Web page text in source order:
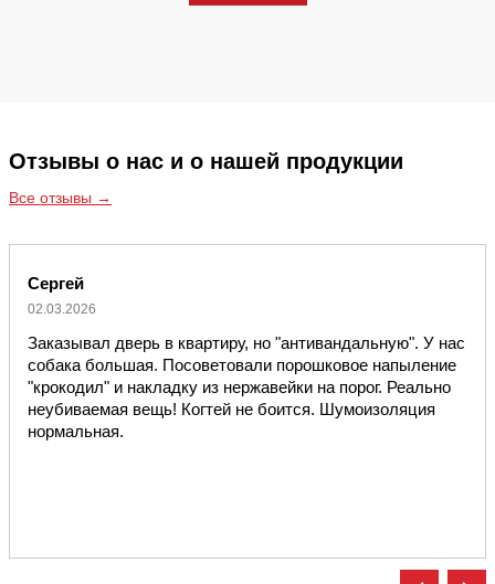
Отзывы о нас и о нашей продукции
Все отзывы →
Сергей
02.03.2026
Заказывал дверь в квартиру, но "антивандальную". У нас
собака большая. Посоветовали порошковое напыление
"крокодил" и накладку из нержавейки на порог. Реально
неубиваемая вещь! Когтей не боится. Шумоизоляция
нормальная.